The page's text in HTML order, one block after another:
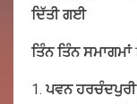
ਦਿੱਤੀ ਗਈ
ਤਿੰਨ ਤਿੰਨ ਸਮਾਗਮਾਂ
1.ਪਵਨ ਹਰਚੰਦਪੁਰੀ